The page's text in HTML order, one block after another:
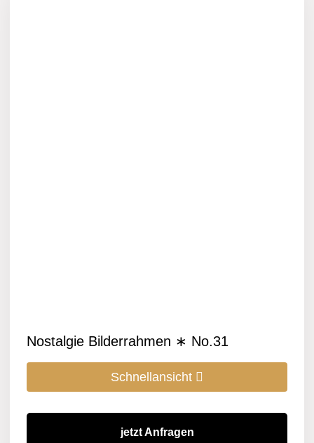
Nostalgie Bilderrahmen ∗ No.31
Schnellansicht
jetzt Anfragen